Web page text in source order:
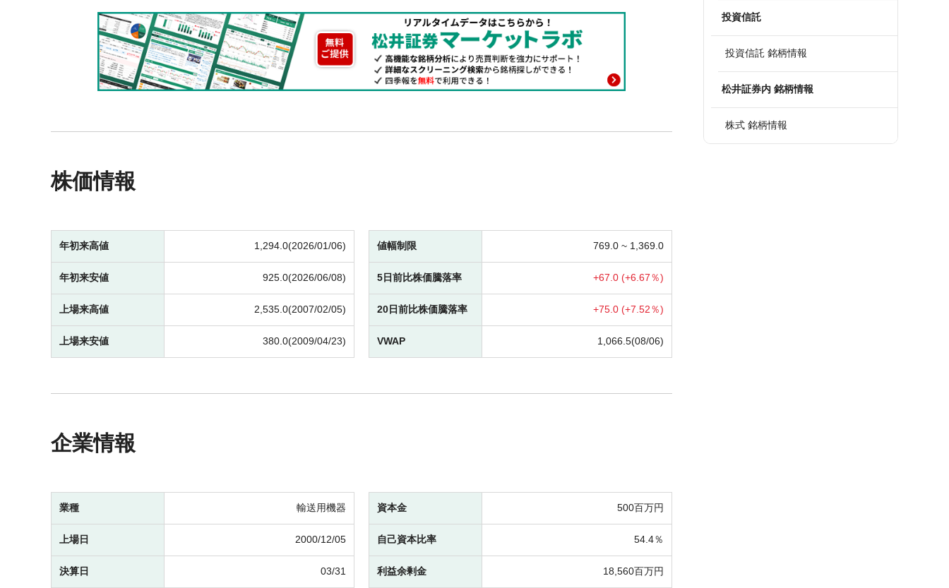
株価情報
年初来高値 1,294.0(2026/01/06)
年初来安値 925.0(2026/06/08)
上場来高値 2,535.0(2007/02/05)
上場来安値 380.0(2009/04/23)
値幅制限 769.0 ~ 1,369.0
5日前比株価騰落率 +67.0 (+6.67％)
20日前比株価騰落率 +75.0 (+7.52％)
VWAP 1,066.5(08/06)
企業情報
業種 輸送用機器
上場日 2000/12/05
決算日 03/31
資本金 500百万円
自己資本比率 54.4％
利益余剰金 18,560百万円
投資信託
投資信託 銘柄情報
松井証券内 銘柄情報
株式 銘柄情報